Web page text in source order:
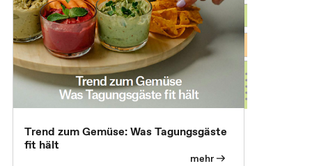
Trend zum Gemüse: Was Tagungsgäste
fit hält
mehr